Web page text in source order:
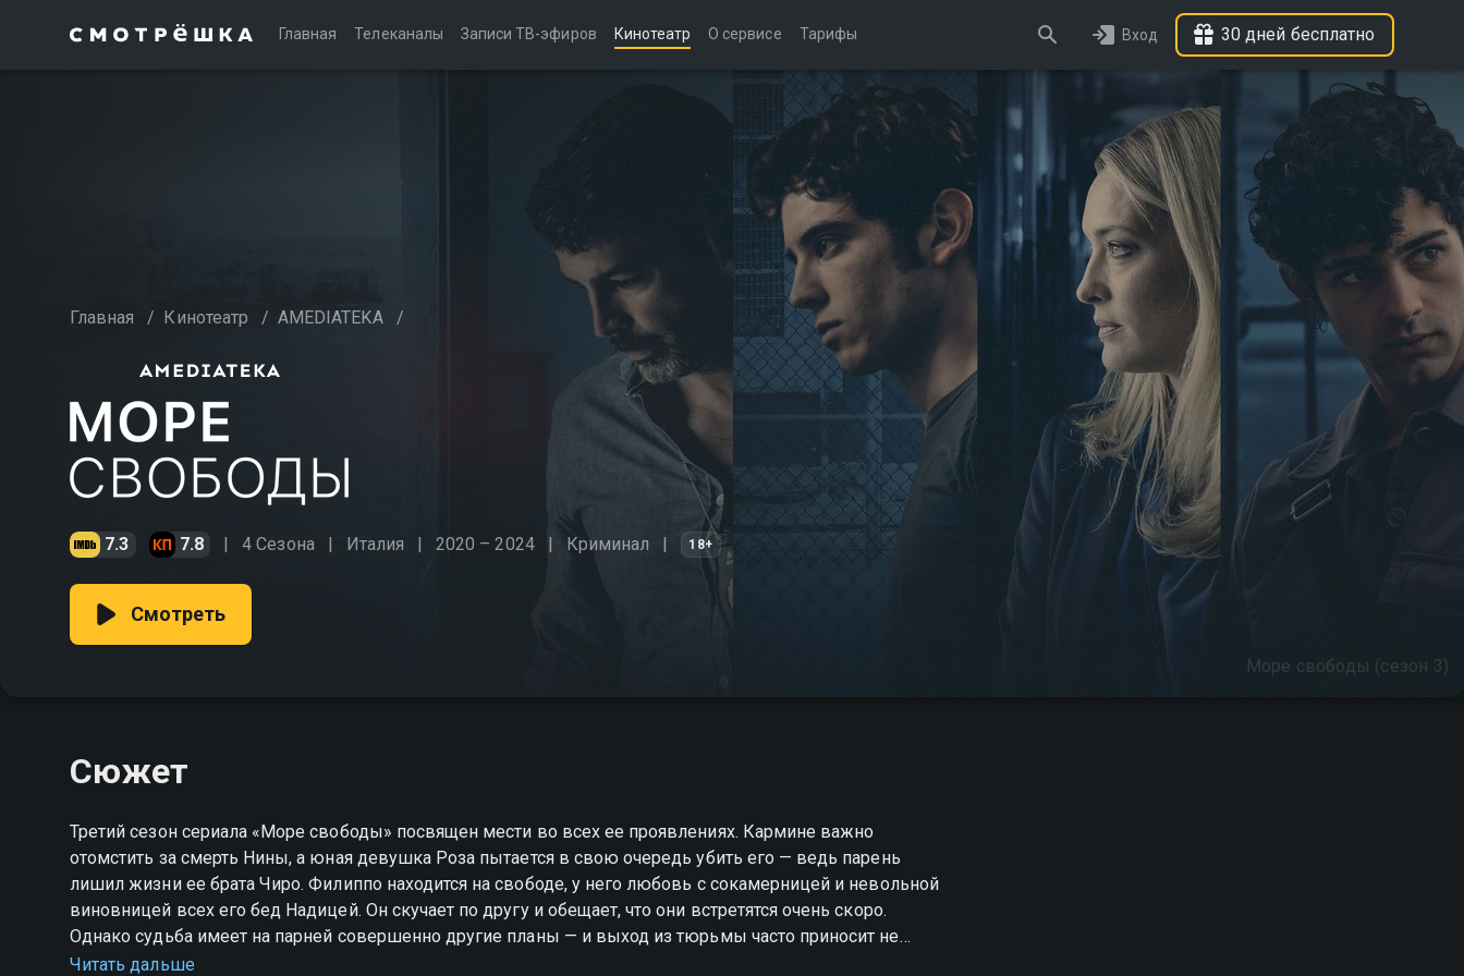
Главная Телеканалы Записи ТВ-эфиров Кинотеатр О сервисе Тарифы Вход 30 дней бесплатно
Главная / Кинотеатр / AMEDIATEKA /
7.3 7.8 4 Сезона Италия 2020 – 2024 Криминал 18+
Море свободы (сезон 3)
Смотреть
Сюжет
Третий сезон сериала «Море свободы» посвящен мести во всех ее проявлениях. Кармине важно
отомстить за смерть Нины, а юная девушка Роза пытается в свою очередь убить его — ведь парень
лишил жизни ее брата Чиро. Филиппо находится на свободе, у него любовь с сокамерницей и невольной
виновницей всех его бед Надицей. Он скучает по другу и обещает, что они встретятся очень скоро.
Однако судьба имеет на парней совершенно другие планы — и выход из тюрьмы часто приносит не
свободу и облегчение, а только новые проблемы.
Читать дальше